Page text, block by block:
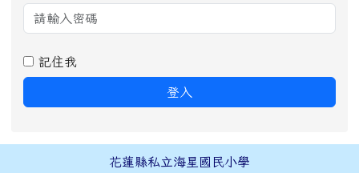
記住我
登入
頁尾區域內容花蓮縣私立海星國民小學